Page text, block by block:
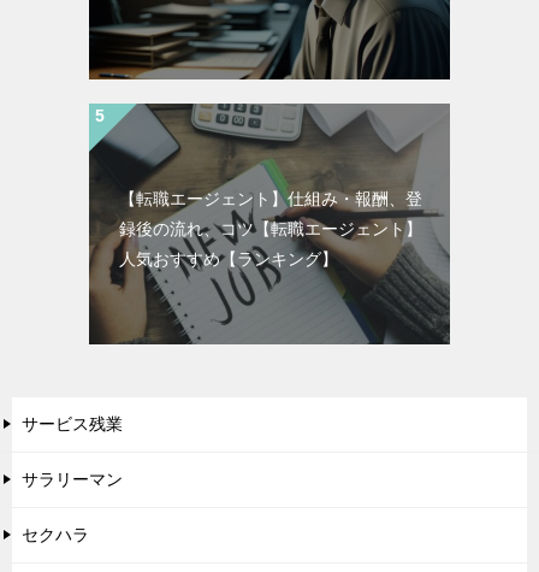
【転職エージェント】仕組み・報酬、登
録後の流れ、コツ【転職エージェント】
人気おすすめ【ランキング】
サービス残業
サラリーマン
セクハラ